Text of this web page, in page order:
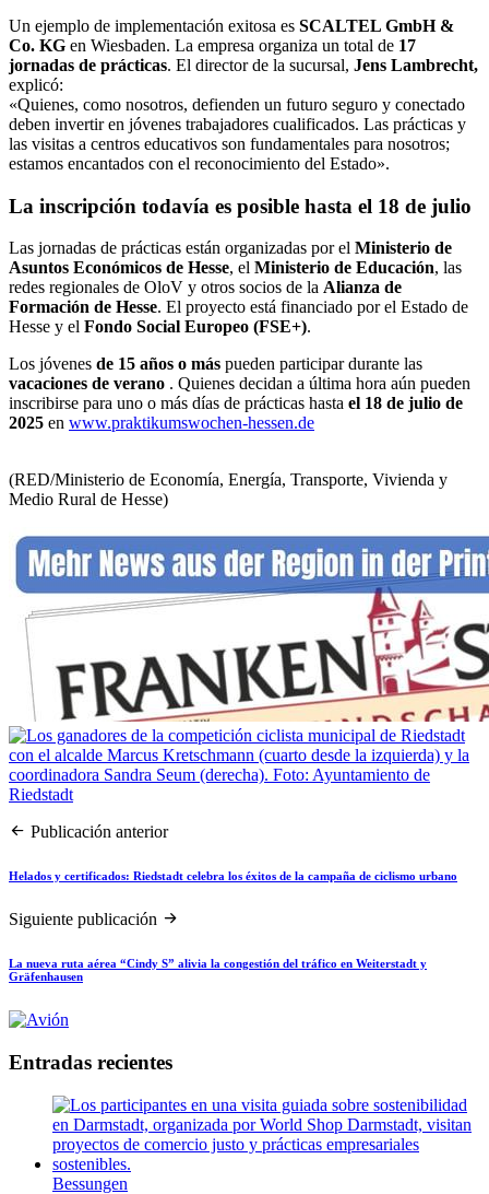
Un ejemplo de implementación exitosa es SCALTEL GmbH &
Co. KG en Wiesbaden. La empresa organiza un total de 17
jornadas de prácticas. El director de la sucursal, Jens Lambrecht,
explicó:
«Quienes, como nosotros, defienden un futuro seguro y conectado
deben invertir en jóvenes trabajadores cualificados. Las prácticas y
las visitas a centros educativos son fundamentales para nosotros;
estamos encantados con el reconocimiento del Estado».
La inscripción todavía es posible hasta el 18 de julio
Las jornadas de prácticas están organizadas por el Ministerio de
Asuntos Económicos de Hesse, el Ministerio de Educación, las
redes regionales de OloV y otros socios de la Alianza de
Formación de Hesse. El proyecto está financiado por el Estado de
Hesse y el Fondo Social Europeo (FSE+).
Los jóvenes de 15 años o más pueden participar durante las
vacaciones de verano . Quienes decidan a última hora aún pueden
inscribirse para uno o más días de prácticas hasta el 18 de julio de
2025 en www.praktikumswochen-hessen.de
(RED/Ministerio de Economía, Energía, Transporte, Vivienda y
Medio Rural de Hesse)
Publicación anterior
Helados y certificados: Riedstadt celebra los éxitos de la campaña de ciclismo urbano
Siguiente publicación
La nueva ruta aérea “Cindy S” alivia la congestión del tráfico en Weiterstadt y
Gräfenhausen
Entradas recientes
Bessungen